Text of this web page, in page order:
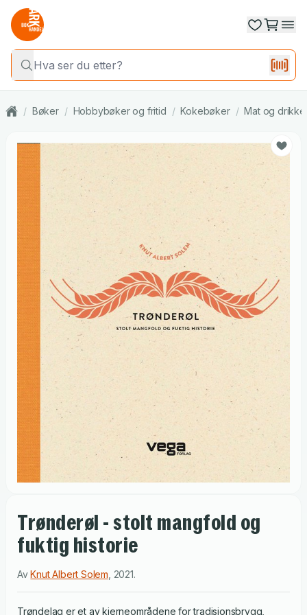
/ Bøker / Hobbybøker og fritid / Kokebøker / Mat og
Trønderøl - stolt mangfold og
fuktig historie
AvKnut Albert Solem 2021.
Trøndelag er et av kjerneområdene for tradisjonsbrygg,